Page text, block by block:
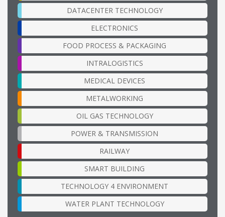
DATACENTER TECHNOLOGY
ELECTRONICS
FOOD PROCESS & PACKAGING
INTRALOGISTICS
MEDICAL DEVICES
METALWORKING
OIL GAS TECHNOLOGY
POWER & TRANSMISSION
RAILWAY
SMART BUILDING
TECHNOLOGY 4 ENVIRONMENT
WATER PLANT TECHNOLOGY